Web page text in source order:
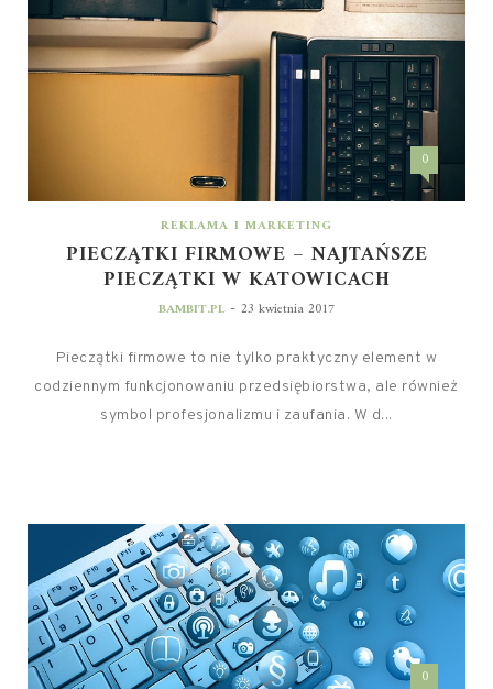
0
REKLAMA I MARKETING
PIECZĄTKI FIRMOWE – NAJTAŃSZE
PIECZĄTKI W KATOWICACH
BAMBIT.PL - 23 kwietnia 2017
Pieczątki firmowe to nie tylko praktyczny element w
codziennym funkcjonowaniu przedsiębiorstwa, ale również
symbol profesjonalizmu i zaufania. W d...
0